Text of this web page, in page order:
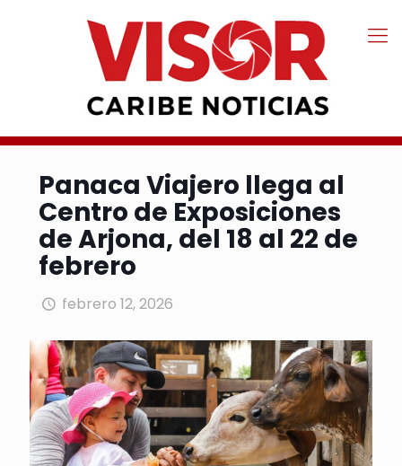
Panaca Viajero llega al
Centro de Exposiciones
de Arjona, del 18 al 22 de
febrero
febrero 12, 2026